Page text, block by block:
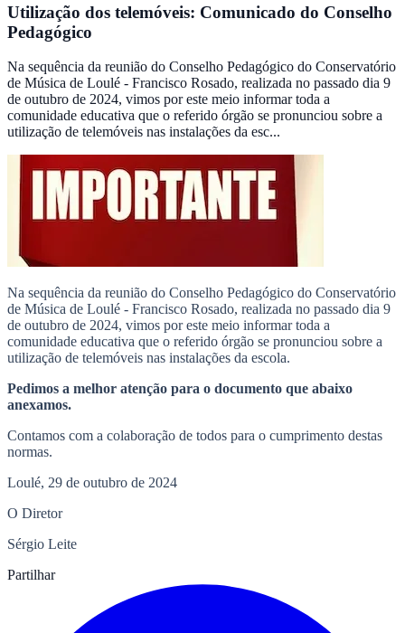
Utilização dos telemóveis: Comunicado do Conselho
Pedagógico
Na sequência da reunião do Conselho Pedagógico do Conservatório
de Música de Loulé - Francisco Rosado, realizada no passado dia 9
de outubro de 2024, vimos por este meio informar toda a
comunidade educativa que o referido órgão se pronunciou sobre a
utilização de telemóveis nas instalações da esc...
Na sequência da reunião do Conselho Pedagógico do Conservatório
de Música de Loulé - Francisco Rosado, realizada no passado dia 9
de outubro de 2024, vimos por este meio informar toda a
comunidade educativa que o referido órgão se pronunciou sobre a
utilização de telemóveis nas instalações da escola.
Pedimos a melhor atenção para o documento que abaixo
anexamos.
Contamos com a colaboração de todos para o cumprimento destas
normas.
Loulé, 29 de outubro de 2024
O Diretor
Sérgio Leite
Partilhar